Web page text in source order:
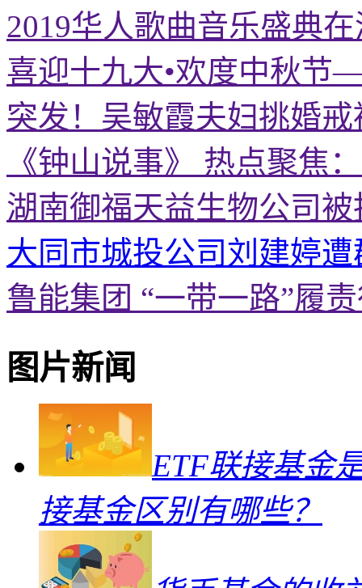
2019华人歌曲音乐盛典
喜迎十九大•欢度中秋节
突发！吴敏霞夫妇挑婚
《钟山说事》 热点聚焦
湖南御福天益生物公司
大同市城投公司刘建婷
鲁能集团 “一带一路”履
图片新闻
ETF联接基金
接基金区别有哪些？